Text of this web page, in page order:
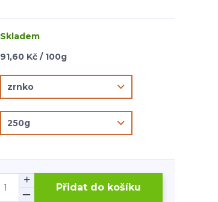
Skladem
91,60 Kč / 100g
Přidat do košíku